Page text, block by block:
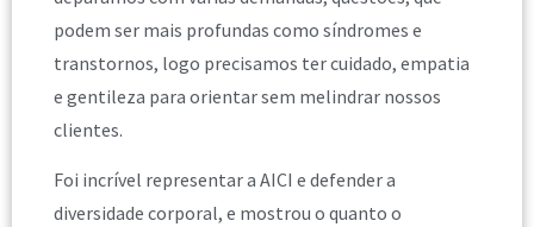
podem ser mais profundas como síndromes e
transtornos, logo precisamos ter cuidado, empatia
e gentileza para orientar sem melindrar nossos
clientes.
Foi incrível representar a AICI e defender a
diversidade corporal, e mostrou o quanto o